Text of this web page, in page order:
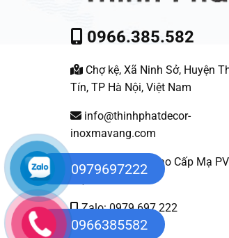
0966.385.582
Chợ kệ, Xã Ninh Sở, Huyện
Tín, TP Hà Nội, Việt Nam
info@thinhphatdecor-
inoxmavang.com
Nội Thất Inox Cao Cấp Mạ
Zalo: 0979 697 222
0966385582
0979697222